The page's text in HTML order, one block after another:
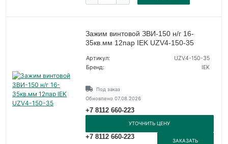
Зажим винтовой ЗВИ-150 н/г 16-
35кв.мм 12пар IEK UZV4-150-35
Артикул:
UZV4-150-35
Бренд:
IEK
Под заказ
Обновлено 07.08.2026
+7 8112 660-223
УТОЧНИТЬ ЦЕНУ
+7 8112 660-223
ЗАКАЗАТЬ